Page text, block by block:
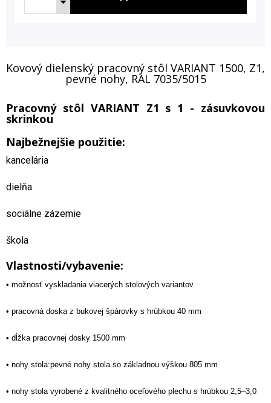
Kovový dielenský pracovný stôl VARIANT 1500, Z1,
pevné nohy, RAL 7035/5015
Pracovný stôl VARIANT Z1 s 1 - zásuvkovou
skrinkou
Najbežnejšie použitie:
kancelária
dielňa
sociálne zázemie
škola
Vlastnosti/vybavenie:
• možnosť vyskladania viacerých stolových variantov
• pracovná doska z bukovej špárovky s hrúbkou 40 mm
• dĺžka pracovnej dosky 1500 mm
• nohy stola:pevné nohy stola so základnou výškou 805 mm
• nohy stola vyrobené z kvalitného oceľového plechu s hrúbkou 2,5–3,0